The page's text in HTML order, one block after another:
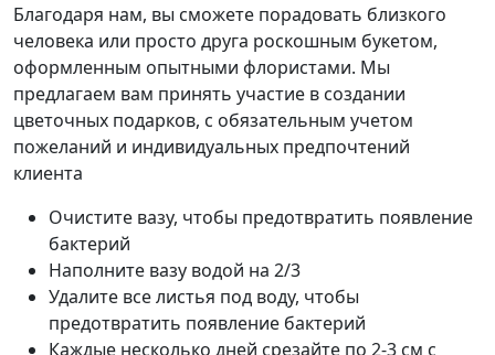
Благодаря нам, вы сможете порадовать близкого
человека или просто друга роскошным букетом,
оформленным опытными флористами. Мы
предлагаем вам принять участие в создании
цветочных подарков, с обязательным учетом
пожеланий и индивидуальных предпочтений
клиента
Очистите вазу, чтобы предотвратить появление
бактерий
Наполните вазу водой на 2/3
Удалите все листья под воду, чтобы
предотвратить появление бактерий
Каждые несколько дней срезайте по 2-3 см с